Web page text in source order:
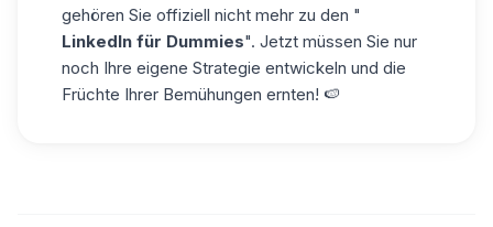
gehören Sie offiziell nicht mehr zu den "
LinkedIn für Dummies". Jetzt müssen Sie nur
noch Ihre eigene Strategie entwickeln und die
Früchte Ihrer Bemühungen ernten! 🍉